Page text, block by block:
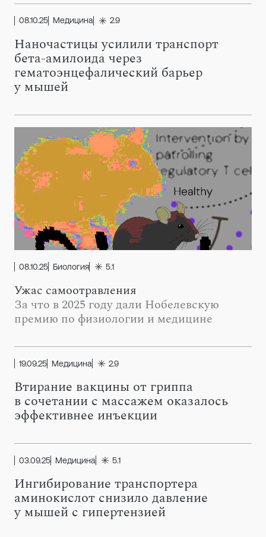
08.10.25 Медицина 2.9
Наночастицы усилили транспорт
бета-амилоида через
гематоэнцефалический барьер
у мышей
08.10.25 Биология 5.1
Ужас самоотравления
За что в 2025 году дали Нобелевскую
премию по физиологии и медицине
19.09.25 Медицина 2.9
Втирание вакцины от гриппа
в сочетании с массажем оказалось
эффективнее инъекции
03.09.25 Медицина 5.1
Ингибирование транспортера
аминокислот снизило давление
у мышей с гипертензией